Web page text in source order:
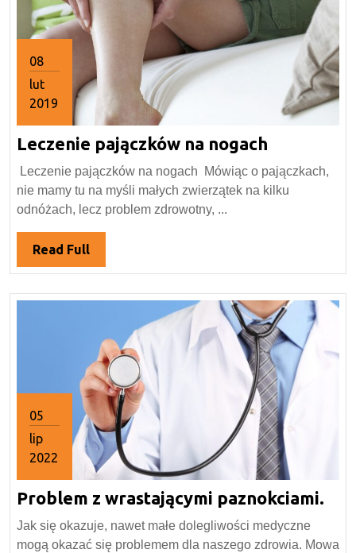
08
lut
2019
lutego
Leczenie pajączków na nogach
pajączków
na
Leczenie pajączków na nogach Mówiąc o pajączkach,
nie mamy tu na myśli małych zwierzątek na kilku
odnóżach, lecz problem zdrowotny, ...
Read FullRead
Full
05
lip
2022
lipca
Problem z wrastającymi paznokciami.
Jak się okazuje, nawet małe dolegliwości medyczne
mogą okazać się problemem dla naszego zdrowia. Mowa